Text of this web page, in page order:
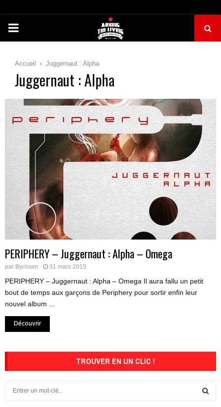
PRIMARY
Accueil Juggernaut : Alpha
Juggernaut : Alpha
PERIPHERY – Juggernaut : Alpha – Omega
par Byclown 31 mars 2015
PERIPHERY – Juggernaut : Alpha – Omega Il aura fallu un petit
bout de temps aux garçons de Periphery pour sortir enfin leur
nouvel album ...
Découvrir
TROUVER EN UN CLIC !